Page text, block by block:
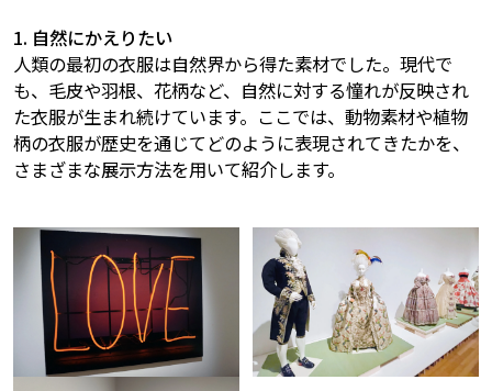
1. 自然にかえりたい
人類の最初の衣服は自然界から得た素材でした。現代で
も、毛皮や羽根、花柄など、自然に対する憧れが反映され
た衣服が生まれ続けています。ここでは、動物素材や植物
柄の衣服が歴史を通じてどのように表現されてきたかを、
さまざまな展示方法を用いて紹介します。